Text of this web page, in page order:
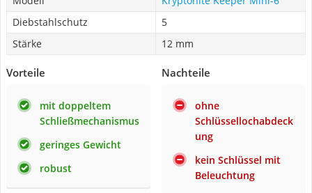
Diebstahlschutz
5
Stärke
12 mm
Vorteile
mit doppeltem
Schließmechanismus
geringes Gewicht
robust
Nachteile
ohne
Schlüssellochabdeck
ung
kein Schlüssel mit
Beleuchtung